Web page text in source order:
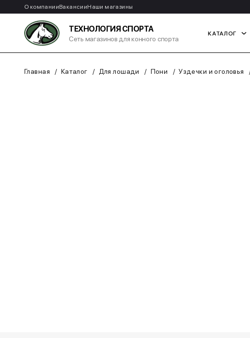
О компанииВакансииНаши магазины
ТЕХНОЛОГИЯ СПОРТА
Сеть магазинов для конного спорта
КАТАЛОГ
Главная Каталог Для лошади Пони Уздечки и оголовья